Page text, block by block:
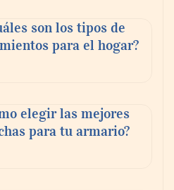
son los tipos de
para el hogar?
elegir las mejores
para tu armario?